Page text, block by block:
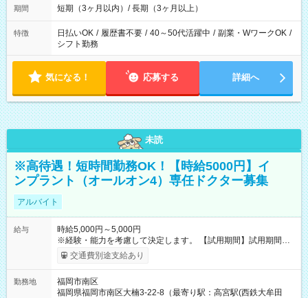
期間 短期（3ヶ月以内）/ 長期（3ヶ月以上）
特徴 日払いOK / 履歴書不要 / 40～50代活躍中 / 副業・WワークOK /
シフト勤務
気になる！ 応募する 詳細へ
未読
※高待遇！短時間勤務OK！【時給5000円】イ
ンプラント（オールオン4）専任ドクター募集
アルバイト
給与
時給5,000円～5,000円
※経験・能力を考慮して決定します。 【試用期間】試用期間な
し 交通費別途支給あり
勤務地
福岡市南区
福岡県福岡市南区大楠3-22-8（最寄り駅：高宮駅(西鉄大牟田